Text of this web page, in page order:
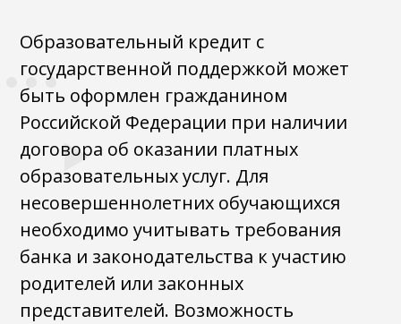
Образовательный кредит с
государственной поддержкой может
быть оформлен гражданином
Российской Федерации при наличии
договора об оказании платных
образовательных услуг. Для
несовершеннолетних обучающихся
необходимо учитывать требования
банка и законодательства к участию
родителей или законных
представителей. Возможность